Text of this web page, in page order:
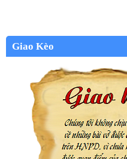
Giao Kèo